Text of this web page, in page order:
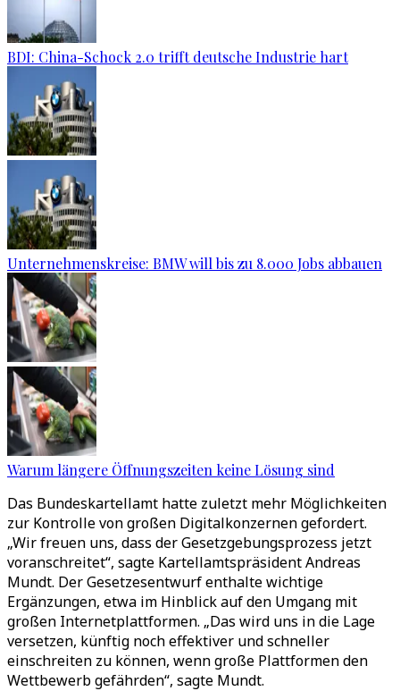
BDI: China-Schock 2.0 trifft deutsche Industrie hart
Unternehmenskreise: BMW will bis zu 8.000 Jobs abbauen
Warum längere Öffnungszeiten keine Lösung sind
Das Bundeskartellamt hatte zuletzt mehr Möglichkeiten
zur Kontrolle von großen Digitalkonzernen gefordert.
„Wir freuen uns, dass der Gesetzgebungsprozess jetzt
voranschreitet“, sagte Kartellamtspräsident Andreas
Mundt. Der Gesetzesentwurf enthalte wichtige
Ergänzungen, etwa im Hinblick auf den Umgang mit
großen Internetplattformen. „Das wird uns in die Lage
versetzen, künftig noch effektiver und schneller
einschreiten zu können, wenn große Plattformen den
Wettbewerb gefährden“, sagte Mundt.